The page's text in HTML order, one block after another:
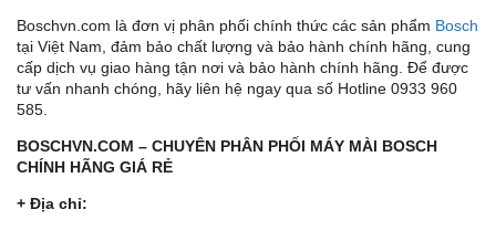
Boschvn.com là đơn vị phân phối chính thức các sản phẩm Bosch
tại Việt Nam, đảm bảo chất lượng và bảo hành chính hãng, cung
cấp dịch vụ giao hàng tận nơi và bảo hành chính hãng. Để được
tư vấn nhanh chóng, hãy liên hệ ngay qua số Hotline 0933 960
585.
BOSCHVN.COM – CHUYÊN PHÂN PHỐI MÁY MÀI BOSCH
CHÍNH HÃNG GIÁ RẺ
+ Địa chỉ: